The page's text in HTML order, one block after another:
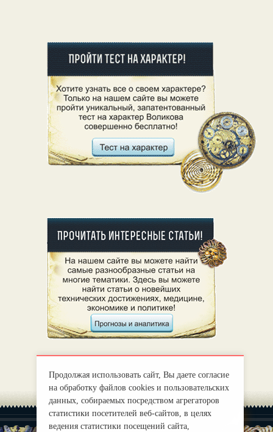
Продолжая использовать сайт, Вы даете согласие
на обработку файлов cookies и пользовательских
данных, собираемых посредством агрегаторов
статистики посетителей веб-сайтов, в целях
ведения статистики посещений сайта,